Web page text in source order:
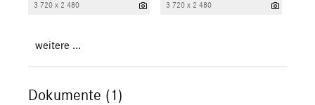
3 720 x 2 480 3 720 x 2 480
weitere ...
Dokumente (1)